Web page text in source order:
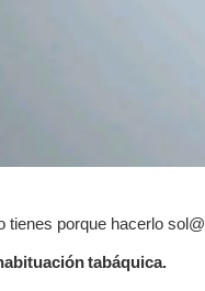
tienes porque hacerlo sol@
tabáquica.